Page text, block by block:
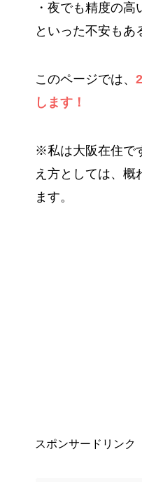
・夜でも精度の高
といった不安もあ
このページでは、
します！
※私は大阪在住で
え方としては、概
ます。
スポンサードリンク